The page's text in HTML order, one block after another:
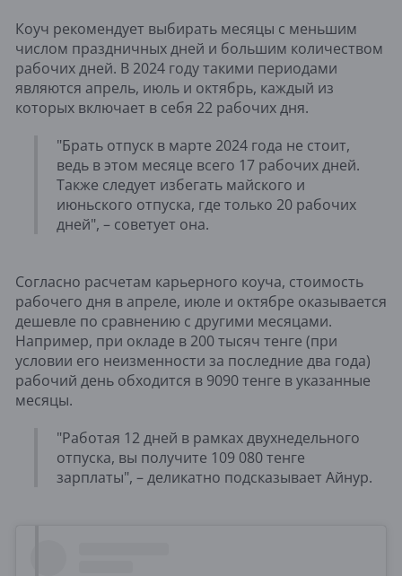
Коуч рекомендует выбирать месяцы с меньшим
числом праздничных дней и большим количеством
рабочих дней. В 2024 году такими периодами
являются апрель, июль и октябрь, каждый из
которых включает в себя 22 рабочих дня.
"Брать отпуск в марте 2024 года не стоит,
ведь в этом месяце всего 17 рабочих дней.
Также следует избегать майского и
июньского отпуска, где только 20 рабочих
дней", – советует она.
Согласно расчетам карьерного коуча, стоимость
рабочего дня в апреле, июле и октябре оказывается
дешевле по сравнению с другими месяцами.
Например, при окладе в 200 тысяч тенге (при
условии его неизменности за последние два года)
рабочий день обходится в 9090 тенге в указанные
месяцы.
"Работая 12 дней в рамках двухнедельного
отпуска, вы получите 109 080 тенге
зарплаты", – деликатно подсказывает Айнур.